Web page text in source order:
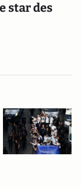
star des